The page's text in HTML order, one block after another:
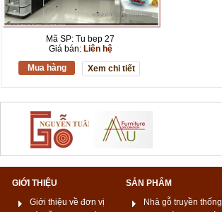
Mã SP: Tu bep 27
Giá bán: Liên hệ
Mua hàng
Xem chi tiết
GIỚI THIỆU
Giới thiệu về đơn vị
SẢN PHẨM
Nhà gỗ truyền thống